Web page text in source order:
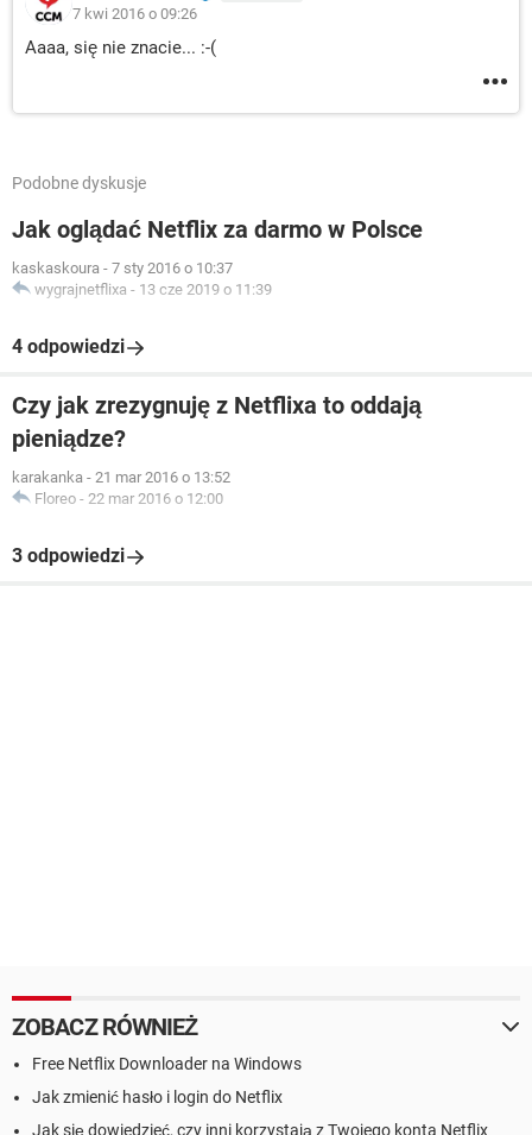
7 kwi 2016 o 09:26
Aaaa, się nie znacie... :-(
Podobne dyskusje
Jak oglądać Netflix za darmo w Polsce
kaskaskoura - 7 sty 2016 o 10:37
wygrajnetflixa - 13 cze 2019 o 11:39
4 odpowiedzi
Czy jak zrezygnuję z Netflixa to oddają
pieniądze?
karakanka - 21 mar 2016 o 13:52
Floreo - 22 mar 2016 o 12:00
3 odpowiedzi
ZOBACZ RÓWNIEŻ
Free Netflix Downloader na Windows
Jak zmienić hasło i login do Netflix
Jak się dowiedzieć, czy inni korzystają z Twojego konta Netflix